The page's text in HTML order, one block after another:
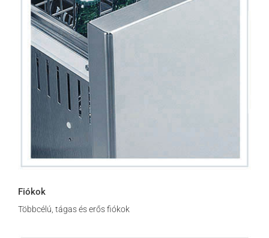
Fiókok
Többcélú, tágas és erős fiókok